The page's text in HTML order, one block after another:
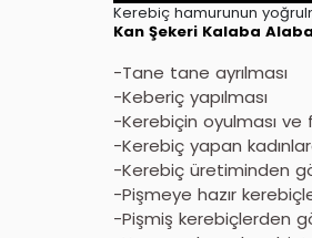
Kerebiç hamurunun
Kan Şekeri Kalaba
-Tane tane ayrılması
-Keberiç yapılması
-Kerebiçin oyulması ve
-Kerebiç yapan
-Kerebiç üretiminden
-Pişmeye hazır
-Pişmiş kerebiçlerden